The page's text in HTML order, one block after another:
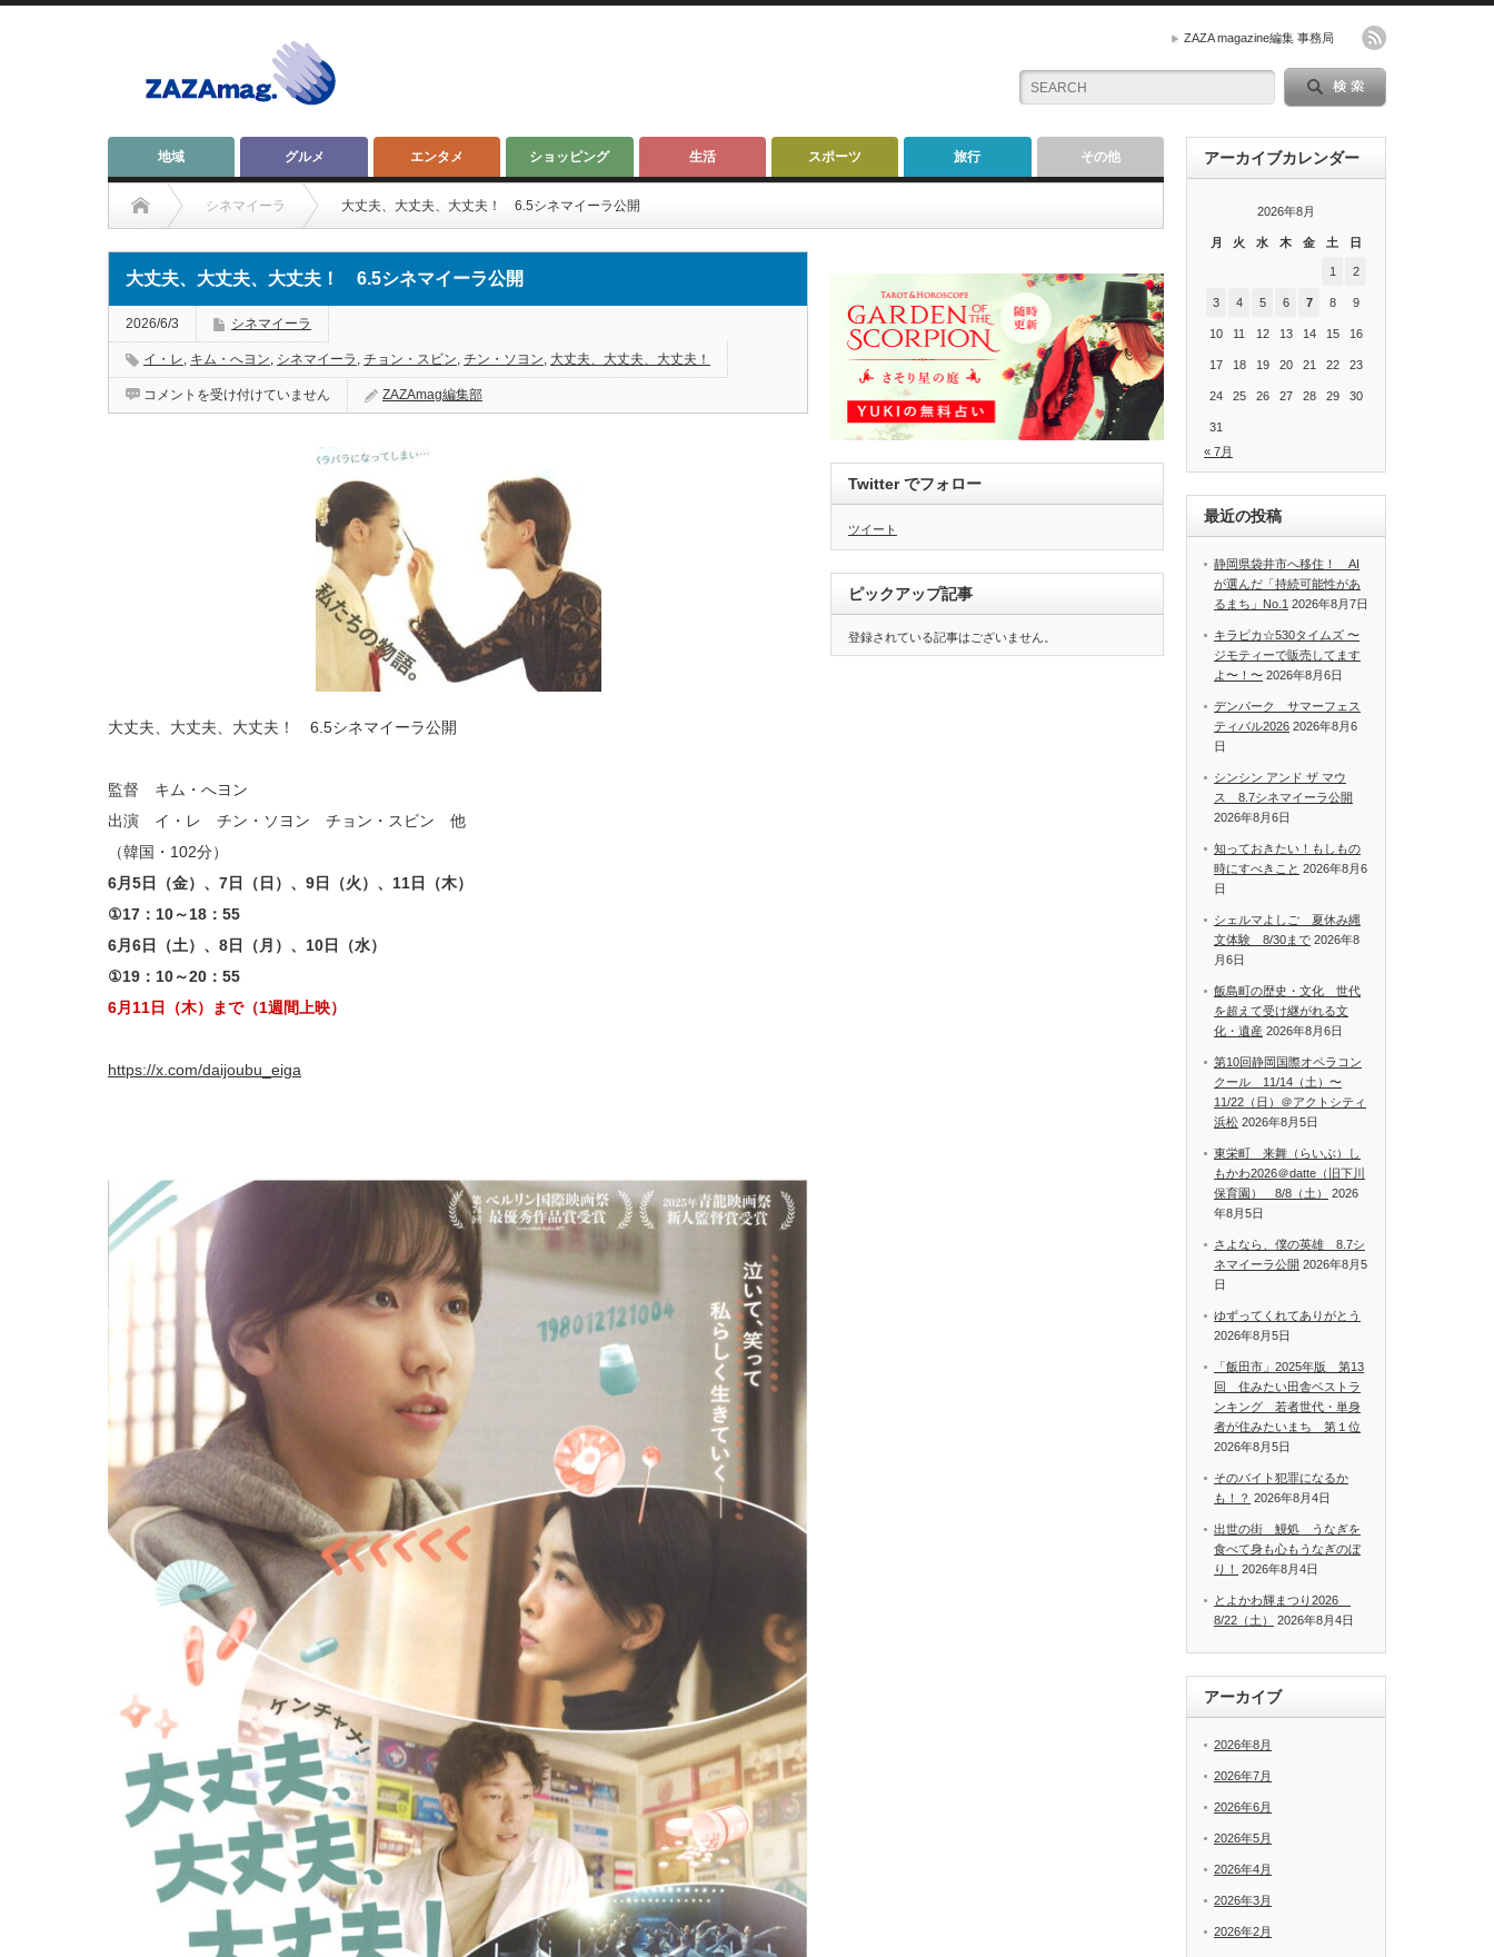
ZAZA magazine編集 事務局
地域 グルメ エンタメ ショッピング 生活 スポーツ 旅行 その他
シネマイーラ 大丈夫、大丈夫、大丈夫！ 6.5シネマイーラ公開
大丈夫、大丈夫、大丈夫！ 6.5シネマイーラ公開
2026/6/3 シネマイーラ
イ・レ, キム・へヨン, シネマイーラ , チョン・スビン, チン・ソヨン, 大丈夫、大丈夫、大丈夫！
大
コメントを受け付けていません ZAZAmag編集部
大丈夫、大丈夫、大丈夫！ 6.5シネマイーラ公開
監督 キム・へヨン
出演 イ・レ チン・ソヨン チョン・スビン 他
（韓国・102分）
6月5日（金）、7日（日）、9日（火）、11日（木）
①17：10～18：55
6月6日（土）、8日（月）、10日（水）
①19：10～20：55
6月11日（木）まで（1週間上映）
https://x.com/daijoubu_eiga
Twitter でフォロー
ツイート
ピックアップ記事
登録されている記事はございません。
アーカイブカレンダー
2026年8月
月 火 水 木 金 土 日
1 2
3 4 5 6 7 8 9
10 11 12 13 14 15 16
17 18 19 20 21 22 23
24 25 26 27 28 29 30
31
« 7月
最近の投稿
静岡県袋井市へ移住！ AI
が選んだ「持続可能性があ
るまち」No.1 2026年8月7日
キラピカ☆530タイムズ 〜
ジモティーで販売してます
よ〜！〜 2026年8月6日
デンパーク サマーフェス
ティバル2026 2026年8月6
日
シンシン アンド ザ マウ
ス 8.7シネマイーラ公開
2026年8月6日
知っておきたい！もしもの
時にすべきこと 2026年8月6
日
シェルマよしご 夏休み縄
文体験 8/30まで 2026年8
月6日
飯島町の歴史・文化 世代
を超えて受け継がれる文
化・遺産 2026年8月6日
第10回静岡国際オペラコン
クール 11/14（土）〜
11/22（日）＠アクトシティ
浜松 2026年8月5日
東栄町 来舞（らいぶ）し
もかわ2026＠datte（旧下川
保育園） 8/8（土）
2026
年8月5日
さよなら、僕の英雄 8.7シ
ネマイーラ公開 2026年8月5
日
ゆずってくれてありがとう
2026年8月5日
「飯田市」2025年版 第13
回 住みたい田舎ベストラ
ンキング 若者世代・単身
者が住みたいまち 第１位
2026年8月5日
そのバイト犯罪になるか
も！？ 2026年8月4日
出世の街 鰻処 うなぎを
食べて身も心もうなぎのぼ
り！
2026年8月4日
とよかわ輝まつり2026
8/22（土）
2026年8月4日
アーカイブ
2026年8月
2026年7月
2026年6月
2026年5月
2026年4月
2026年3月
2026年2月